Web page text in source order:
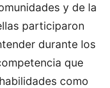
y de la
participaron
durante los
que
como